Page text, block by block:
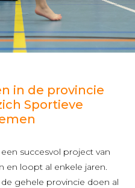
in de provincie
Sportieve
succesvol project van
en loopt al enkele jaren.
gehele provincie doen al